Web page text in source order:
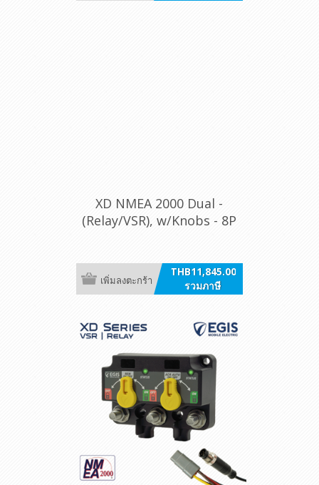
XD NMEA 2000 Dual -
(Relay/VSR), w/Knobs - 8P
THB11,845.00
รวมภาษี
เพิ่มลงตะกร้า